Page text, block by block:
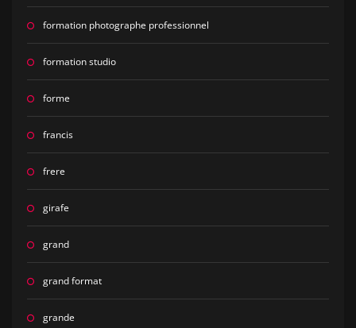
formation photographe professionnel
formation studio
forme
francis
frere
girafe
grand
grand format
grande